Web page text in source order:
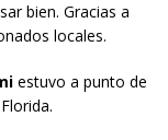
bien. Gracias a
locales.
estuvo a punto de